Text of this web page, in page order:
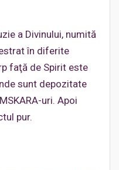
a Divinului, numită
în diferite
faţă de Spirit este
sunt depozitate
uri. Apoi
pur.